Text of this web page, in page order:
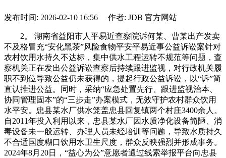
发布时间: 2026-02-10 16:56 作者: JDB 官方网站
2。 湖南省益阳市人平易近查察院诉何某、曹某出产发卖
不及格冒充“安化黑茶”风险食物平安平易近事公益诉讼案针对
农村饮用水持久不达标，集中供水工程运转不规范等问题，查
察机关正在发出公益诉讼查察后持续跟进监视，对行政机关履
职不到位导致公益仍未获得的，提起行政公益诉讼，以“诉”简
直认推进公益。同时，采纳“应急处置先行、跟进监视治本、
协同管理固本”的“三步走”办案模式，无效守护农村群众饮用
水平安。忠县某水厂供水笼盖忠县回复镇两个村庄3400余人。
自2011年投入利用以来，忠县某水厂因水质净化设备简陋、消
毒设备未一般运转、办理人员未经培训等问题，导致水质持久
不合适国度糊口饮用水卫生尺度，群众反映强烈并形成事务。
2024年8月20日，“益心为公”意愿者通过线索举报平台向忠县